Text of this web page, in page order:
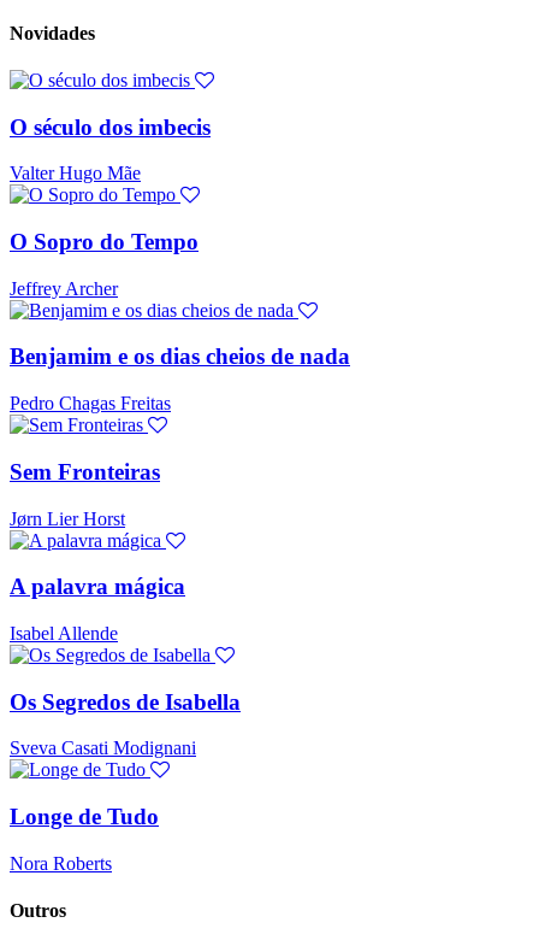
Novidades
O século dos imbecis
Valter Hugo Mãe
O Sopro do Tempo
Jeffrey Archer
Benjamim e os dias cheios de nada
Pedro Chagas Freitas
Sem Fronteiras
Jørn Lier Horst
A palavra mágica
Isabel Allende
Os Segredos de Isabella
Sveva Casati Modignani
Longe de Tudo
Nora Roberts
Outros